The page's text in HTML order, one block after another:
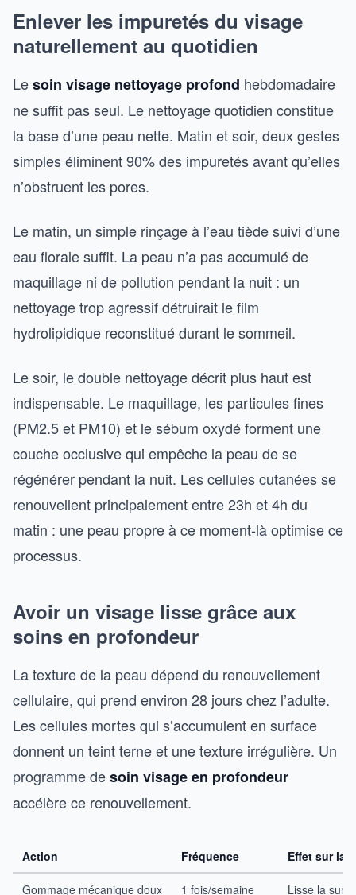
Enlever les impuretés du visage
naturellement au quotidien
Lesoin visage nettoyage profond hebdomadaire
ne suffit pas seul. Le nettoyage quotidien constitue
la base d’une peau nette. Matin et soir, deux gestes
simples éliminent 90% des impuretés avant qu’elles
n’obstruent les pores.
Le matin, un simple rinçage à l’eau tiède suivi d’une
eau florale suffit. La peau n’a pas accumulé de
maquillage ni de pollution pendant la nuit : un
nettoyage trop agressif détruirait le film
hydrolipidique reconstitué durant le sommeil.
Le soir, le double nettoyage décrit plus haut est
indispensable. Le maquillage, les particules fines
(PM2.5 et PM10) et le sébum oxydé forment une
couche occlusive qui empêche la peau de se
régénérer pendant la nuit. Les cellules cutanées se
renouvellent principalement entre 23h et 4h du
matin : une peau propre à ce moment-là optimise ce
processus.
Avoir un visage lisse grâce aux
soins en profondeur
La texture de la peau dépend du renouvellement
cellulaire, qui prend environ 28 jours chez l’adulte.
Les cellules mortes qui s’accumulent en surface
donnent un teint terne et une texture irrégulière. Un
programme desoin visage en profondeur
accélère ce renouvellement.
Action Fréquence Effet sur la
Gommage mécanique doux 1 fois/semaine Lisse la